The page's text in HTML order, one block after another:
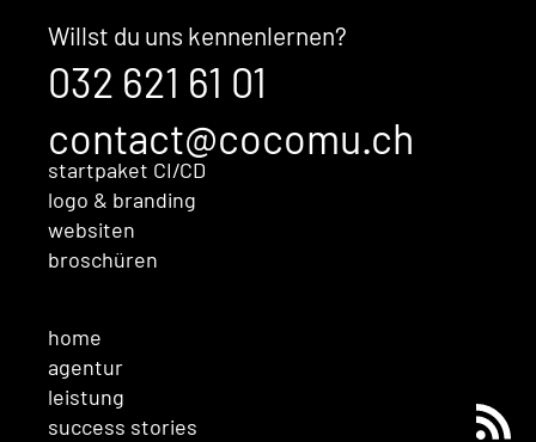
bevor Sales überhaupt im
Gespräch ist
home
agentur
leistung
success stories
Willst du uns kennenlernen?
032 621 61 01
contact@cocomu.ch
startpaket CI/CD
logo & branding
websiten
broschüren